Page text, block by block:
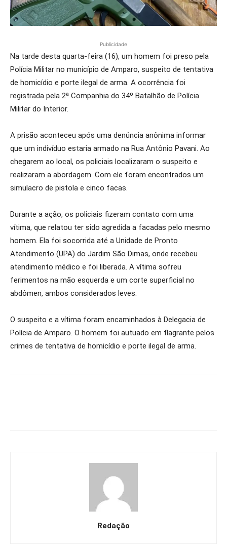
Publicidade
Na tarde desta quarta-feira (16), um homem foi preso pela
Polícia Militar no município de Amparo, suspeito de tentativa
de homicídio e porte ilegal de arma. A ocorrência foi
registrada pela 2ª Companhia do 34º Batalhão de Polícia
Militar do Interior.
A prisão aconteceu após uma denúncia anônima informar
que um indivíduo estaria armado na Rua Antônio Pavani. Ao
chegarem ao local, os policiais localizaram o suspeito e
realizaram a abordagem. Com ele foram encontrados um
simulacro de pistola e cinco facas.
Durante a ação, os policiais fizeram contato com uma
vítima, que relatou ter sido agredida a facadas pelo mesmo
homem. Ela foi socorrida até a Unidade de Pronto
Atendimento (UPA) do Jardim São Dimas, onde recebeu
atendimento médico e foi liberada. A vítima sofreu
ferimentos na mão esquerda e um corte superficial no
abdômen, ambos considerados leves.
O suspeito e a vítima foram encaminhados à Delegacia de
Polícia de Amparo. O homem foi autuado em flagrante pelos
crimes de tentativa de homicídio e porte ilegal de arma.
Redação